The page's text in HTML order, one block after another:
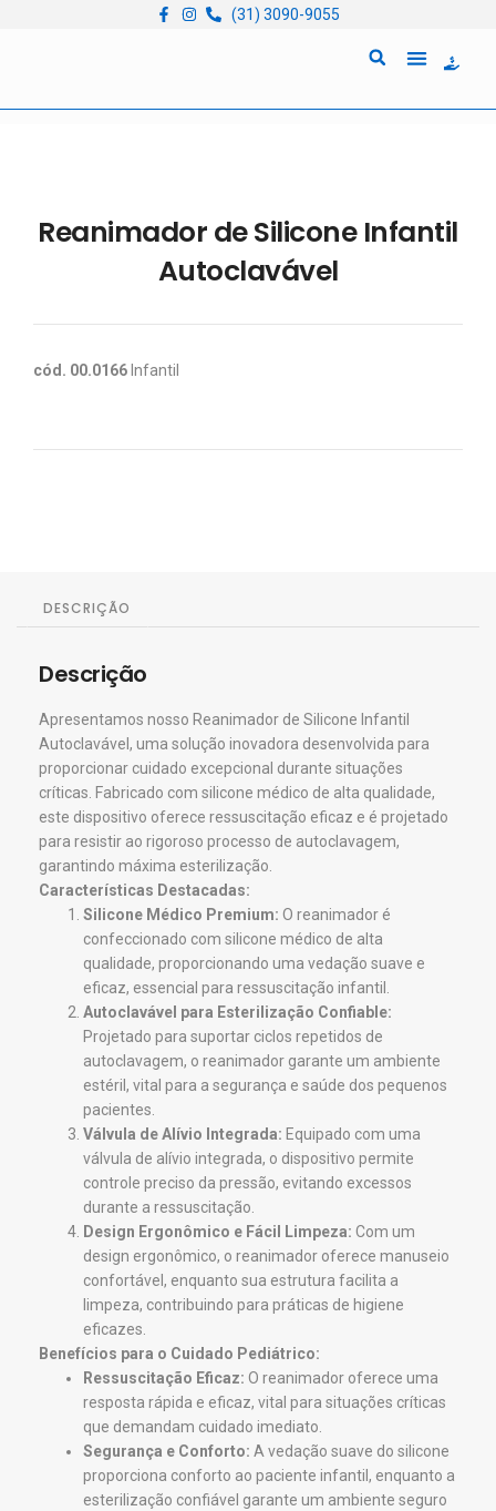
(31) 3090-9055
Reanimador de Silicone Infantil
Autoclavável
cód. 00.0166 Infantil
DESCRIÇÃO
Descrição
Apresentamos nosso Reanimador de Silicone Infantil
Autoclavável, uma solução inovadora desenvolvida para
proporcionar cuidado excepcional durante situações
críticas. Fabricado com silicone médico de alta qualidade,
este dispositivo oferece ressuscitação eficaz e é projetado
para resistir ao rigoroso processo de autoclavagem,
garantindo máxima esterilização.
Características Destacadas:
Silicone Médico Premium: O reanimador é
confeccionado com silicone médico de alta
qualidade, proporcionando uma vedação suave e
eficaz, essencial para ressuscitação infantil.
Autoclavável para Esterilização Confiable:
Projetado para suportar ciclos repetidos de
autoclavagem, o reanimador garante um ambiente
estéril, vital para a segurança e saúde dos pequenos
pacientes.
Válvula de Alívio Integrada: Equipado com uma
válvula de alívio integrada, o dispositivo permite
controle preciso da pressão, evitando excessos
durante a ressuscitação.
Design Ergonômico e Fácil Limpeza: Com um
design ergonômico, o reanimador oferece manuseio
confortável, enquanto sua estrutura facilita a
limpeza, contribuindo para práticas de higiene
eficazes.
Benefícios para o Cuidado Pediátrico:
Ressuscitação Eficaz: O reanimador oferece uma
resposta rápida e eficaz, vital para situações críticas
que demandam cuidado imediato.
Segurança e Conforto: A vedação suave do silicone
proporciona conforto ao paciente infantil, enquanto a
esterilização confiável garante um ambiente seguro